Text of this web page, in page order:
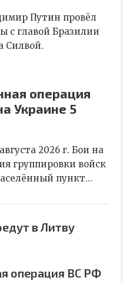
Путин провёл
с главой Бразилии
Силвой.
операция
Украине 5
2026 г. Бои на
группировки войск
пункт…
в Литву
операция ВС РФ